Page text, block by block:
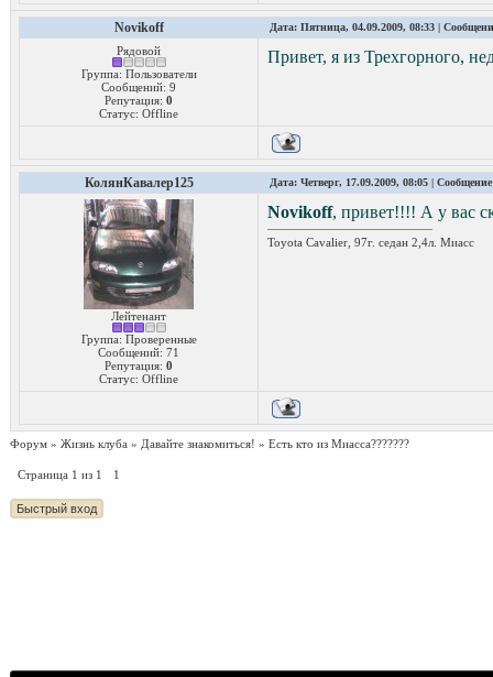
Novikoff Дата: Пятница, 04.09.2009, 08:33 |
Рядовой
Группа: Пользователи
Сообщений: 9
Репутация: 0
Статус: Offline
Привет, я из Трехгорного,
КолянКавалер125 Дата: Четверг, 17.09.2009, 08:05 |
Лейтенант
Группа: Проверенные
Сообщений: 71
Репутация: 0
Статус: Offline
Novikoff, привет!!!! А у вас
Toyota Cavalier, 97г. седан 2,4л. Миасс
Форум » Жизнь клуба » Давайте знакомиться! » Есть кто из Миасса???????
Страница 1 из 1 1